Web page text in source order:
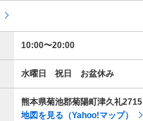
10:00〜20:00
水曜日 祝日 お盆休み
熊本県菊池郡菊陽町津久礼2715
地図を見る（Yahoo!マップ）